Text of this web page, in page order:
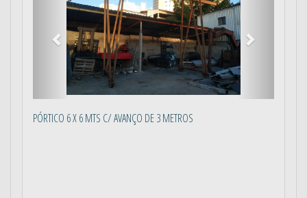
PÓRTICO 6 X 6 MTS C/ AVANÇO DE 3 METROS